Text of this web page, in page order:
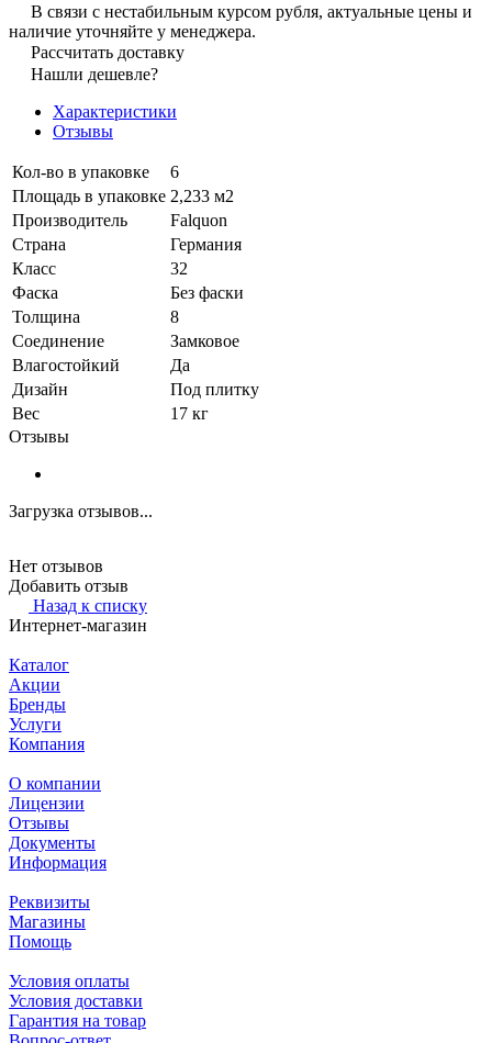
В связи с нестабильным курсом рубля, актуальные цены и
наличие уточняйте у менеджера.
Рассчитать доставку
Нашли дешевле?
Характеристики
Отзывы
Кол-во в упаковке
6
Площадь в упаковке 2,233 м2
Производитель
Falquon
Страна
Германия
Класс
32
Фаска
Без фаски
Толщина
8
Соединение
Замковое
Влагостойкий
Да
Дизайн
Под плитку
Вес
17 кг
Отзывы
Загрузка отзывов...
Нет отзывов
Добавить отзыв
Назад к списку
Интернет-магазин
Каталог
Акции
Бренды
Услуги
Компания
О компании
Лицензии
Отзывы
Документы
Информация
Реквизиты
Магазины
Помощь
Условия оплаты
Условия доставки
Гарантия на товар